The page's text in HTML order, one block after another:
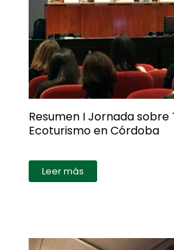
Resumen I Jornada
Ecoturismo en Córdoba
Leer más